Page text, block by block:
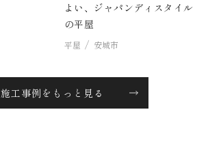
よい、ジャパンディスタイル
の平屋
平屋 安城市
施工事例をもっと見る